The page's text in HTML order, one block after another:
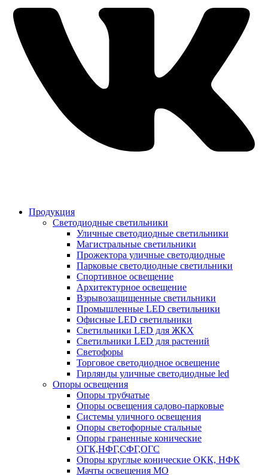
Продукция
Светодиодные светильники
Уличные светодиодные светильники
Магистральные светильники
Прожектора уличные светодиодные
Парковые светодиодные светильники
Спортивное освещение
Архитектурное освещение
Взрывозащищенные светильники
Промышленные LED светильники
Офисные LED светильники
Cветильники LED для ЖКХ
Светильники LED для растений
Светофоры
Торговое светодиодное освещение
Гирлянды уличные светодиодные led
Опоры освещения
Опоры трубчатые
Опоры освещения садово-парковые
Системы уличного освещения
Опоры светофорные стальные
Опоры граненные конические
ОГК,НФГ,СФГ,ОГС
Опоры круглые конические ОКК, НФК
Мачты освещения МО